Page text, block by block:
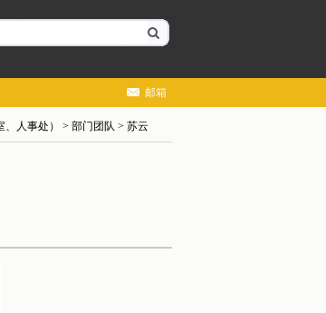
邮箱
人事处） > 部门团队 > 苏云